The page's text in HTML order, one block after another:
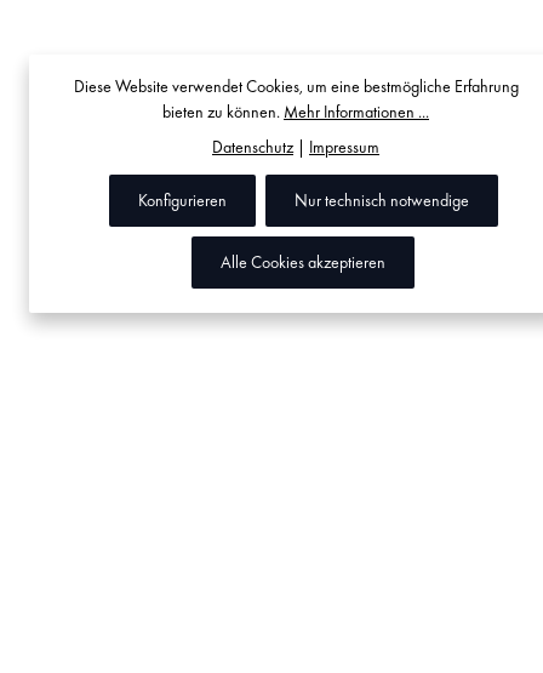
Diese Website verwendet Cookies, um eine bestmögliche Erfahrung
bieten zu können. Mehr Informationen ...
Datenschutz| Impressum
Nur technisch notwendige
Konfigurieren
Alle Cookies akzeptieren